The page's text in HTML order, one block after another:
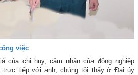
việc
của chỉ huy, cảm nhận của đồng nghiệp
trực tiếp với anh, chúng tôi thấy ở Đại úy